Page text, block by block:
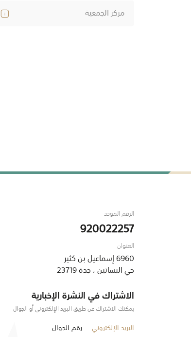
مركز الجمعية
الرقم الموحد
920022257
العنوان
6960 إسماعيل بن كثير
حي البساتين ، جدة 23719
الاشتراك في النشرة الإخبارية
يمكنك الاشتراك عن طريق البريد الإلكتروني أو الجوال
البريد الإلكتروني رقم الجوال